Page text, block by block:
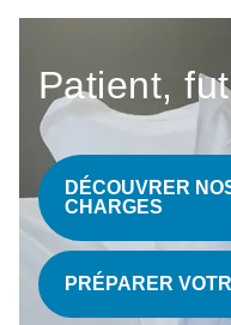
Patient,
DÉCOUVRER
CHARGES
PRÉPARER